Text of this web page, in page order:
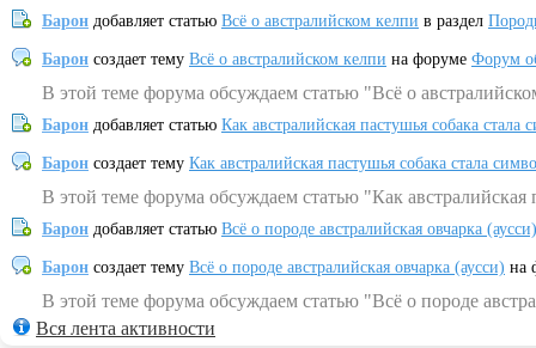
Барон добавляет статью Всё о австралийском келпи в раздел
Барон создает тему Всё о австралийском келпи на форуме Форум
В этой теме форума обсуждаем статью "Всё о
Барон добавляет статью Как австралийская пастушья собака
Барон создает тему Как австралийская пастушья собака стала
В этой теме форума обсуждаем статью "Как
Барон добавляет статью Всё о породе австралийская овчарка (аусси)
Барон создает тему Всё о породе австралийская овчарка (аусси) на
В этой теме форума обсуждаем статью "Всё о породе
Вся лента активности